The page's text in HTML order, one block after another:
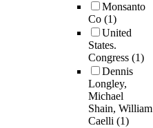
Monsanto
Co (1)
United
States.
Congress (1)
Dennis
Longley,
Michael
Shain, William
Caelli (1)